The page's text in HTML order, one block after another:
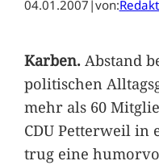
04.01.2007 |von:
Karben.Abstand
politischen
mehr als 60
CDU Petterweil in
trug eine